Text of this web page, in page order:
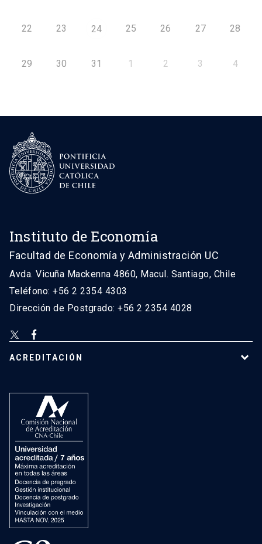
22 23 24 25 26 27 28
29 30 31 1 2 3 4
Instituto de Economía
Facultad de Economía y Administración UC
Avda. Vicuña Mackenna 4860, Macul. Santiago, Chile
Teléfono: +56 2 2354 4303
Dirección de Postgrado: +56 2 2354 4028
ACREDITACIÓN